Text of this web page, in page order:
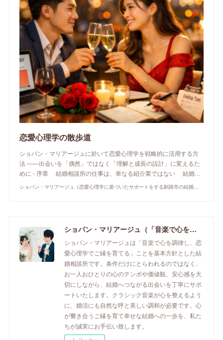
恋愛心理学の散歩道
ショパン・マリアージュに於いて恋愛心理学を戦略的に活用する方
法 ――出会いを「偶然」ではなく「理解と成長の設計」に変えるた
めに - 序章 結婚相談所の仕事は、単なる紹介業ではない 結婚…
ショパン・マリアージュ（恋愛心理学に基づいたサポートをする釧路市の結婚相談所）/ 全国結婚相談事業者連盟正規加盟店 / cherry-piano.com
ショパン・マリアージュ（「音楽で心を調律し恋愛心理学でご縁を育てる」釧路市の結婚相談所）/ 全国結婚相談事業者連盟正規加盟店 / cherry-piano.com
ショパン・マリアージュは「音楽で心を調律し、恋
愛心理学でご縁を育てる」ことを基本方針とした結
婚相談所です。条件だけにとらわれるのではなく、
お一人おひとりの心のテンポや価値観、安心感を大
切にしながら、結婚へつながる出会いを丁寧にサポ
ートいたします。クラシック音楽が心を整えるよう
に、婚活にも自然な呼と美しい調和が必要です。心
が響き合うご縁を育て幸せな結婚への一歩を、私た
ちが誠実にお手伝い致します。